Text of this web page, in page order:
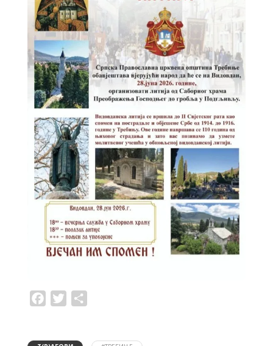
a
T
w